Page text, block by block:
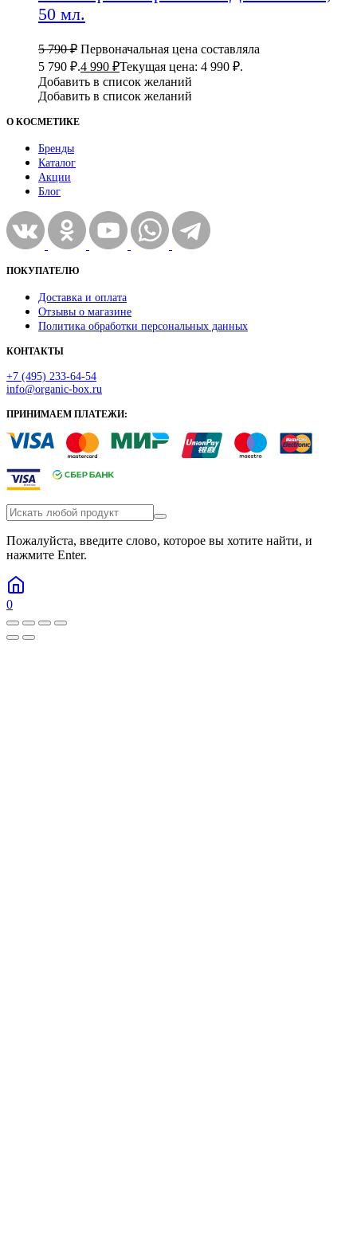
50 мл.
5 790₽ Первоначальная цена составляла
5 790 ₽.4 990 ₽Текущая цена: 4 990 ₽.
Добавить в список желаний
Добавить в список желаний
О КОСМЕТИКЕ
Бренды
Каталог
Акции
Блог
ПОКУПАТЕЛЮ
Доставка и оплата
Отзывы о магазине
Политика обработки персональных данных
КОНТАКТЫ
+7 (495) 233-64-54
info@organic-box.ru
ПРИНИМАЕМ ПЛАТЕЖИ:
Пожалуйста, введите слово, которое вы хотите найти, и
нажмите Enter.
0